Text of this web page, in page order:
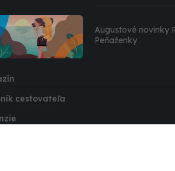
Augustové novinky
Peňaženky
cestovateľa